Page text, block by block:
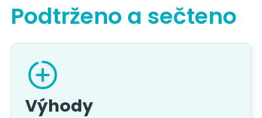
Podtrženo a sečteno
Výhody